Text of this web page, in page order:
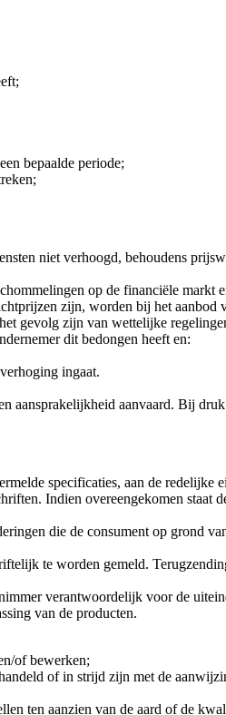
bepaalde periode;
niet verhoogd, behoudens
op de financiële markt
zijn, worden bij het aanbod
gevolg zijn van wettelijke
dit bedongen heeft en:
ingaat.
aanvaard. Bij
specificaties, aan de
Indien overeengekomen staat
die de consument op grond
te worden gemeld.
verantwoordelijk voor de
van de producten.
of bewerken;
of in strijd zijn met de
ten aanzien van de aard of de